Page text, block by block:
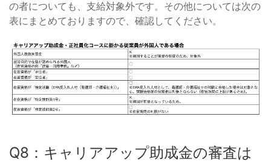
の者についても、支給対象外です。その他については次の
表にまとめておりますので、確認してください。
Q8：キャリアアップ助成金の審査は